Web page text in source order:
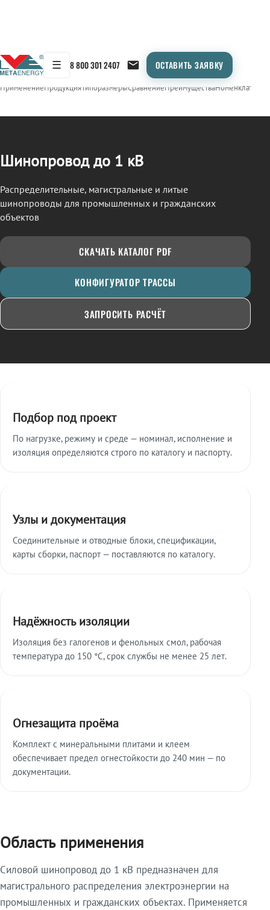
☰ 8 800 301 2407 ОСТАВИТЬ ЗАЯВКУ
← Продукция/ШИНОПРОВОД
ПрименениеПродукцияТипоразмерыСравнениеПреимуществаНоменклатура
Шинопровод до 1 кВ
Распределительные, магистральные и литые
шинопроводы для промышленных и гражданских
объектов
СКАЧАТЬ КАТАЛОГ PDF
КОНФИГУРАТОР ТРАССЫ
ЗАПРОСИТЬ РАСЧЁТ
Подбор под проект
По нагрузке, режиму и среде — номинал, исполнение и
изоляция определяются строго по каталогу и паспорту.
Узлы и документация
Соединительные и отводные блоки, спецификации,
карты сборки, паспорт — поставляются по каталогу.
Надёжность изоляции
Изоляция без галогенов и фенольных смол, рабочая
температура до 150 °C, срок службы не менее 25 лет.
Огнезащита проёма
Комплект с минеральными плитами и клеем
обеспечивает предел огнестойкости до 240 мин — по
документации.
Область применения
Силовой шинопровод до 1 кВ предназначен для
магистрального распределения электроэнергии на
промышленных и гражданских объектах. Применяется